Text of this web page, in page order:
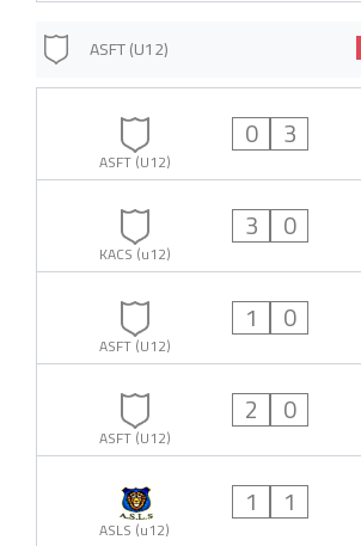
ASFT (U12)
ASFT (U12)
0 3
KACS (u12)
3 0
ASFT (U12)
1 0
ASFT (U12)
2 0
ASLS (u12)
1 1